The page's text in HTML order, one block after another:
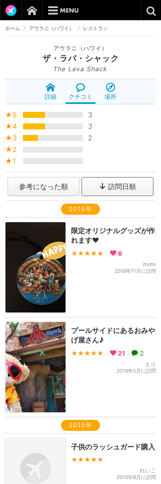
ホーム / アウラニ（ハワイ） / レストラン
アウラニ（ハワイ）
ザ・ラバ・シャック
The Lava Shack
詳細 クチコミ 場所
★5
3
★4
3
★3
2
★2
★1
参考になった順 訪問日順
2016年
限定オリジナルグッズが作
れます❤️
★★★★★ 6
mimi
2016年11月に訪問
プールサイドにあるおみや
げ屋さん♪
★★★★★ 21 2
えり
2016年5月に訪問
2015年
子供のラッシュガード購入
★★★★★
れいこ
2015年8月に訪問